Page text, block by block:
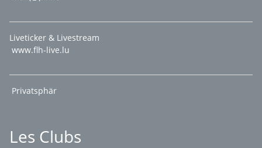
Liveticker & Livestream
www.flh-live.lu
Privatsphär
Les Clubs